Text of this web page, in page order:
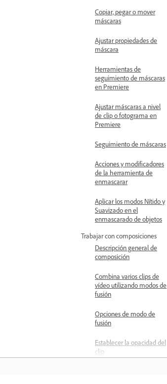
Copiar, pegar o mover
máscaras
Ajustar propiedades de
máscara
Herramientas de
seguimiento de máscaras
en Premiere
Ajustar máscaras a nivel
de clip o fotograma en
Premiere
Seguimiento de máscaras
Acciones y modificadores
de la herramienta de
enmascarar
Aplicar los modos Nítido y
Suavizado en el
enmascarado de objetos
Trabajar con composiciones
Descripción general de
composición
Combina varios clips de
vídeo utilizando modos de
fusión
Opciones de modo de
fusión
Establecer la opacidad del
clip